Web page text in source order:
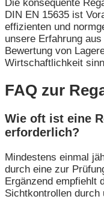
Die konsequente
DIN EN 15635 ist
effizienten und
unsere Erfahrung
Bewertung von
Wirtschaftlichkeit
FAQ zur
Wie oft ist eine
erforderlich?
Mindestens einmal
durch eine zur
Ergänzend empfiehlt
Sichtkontrollen durch